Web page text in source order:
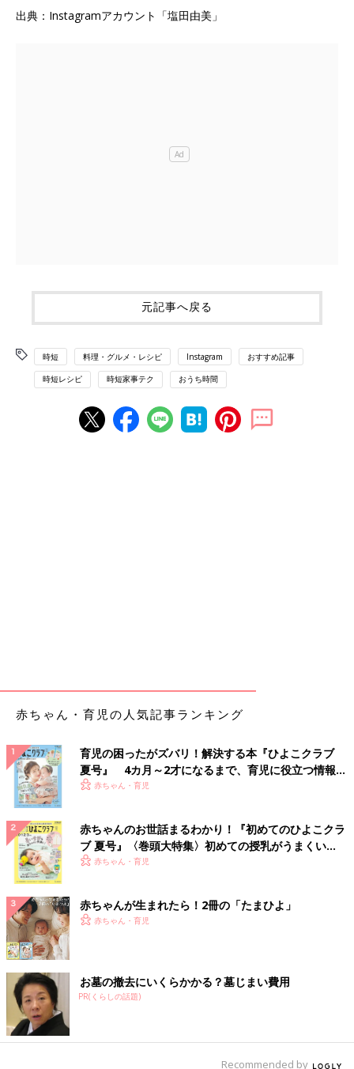
出典：Instagramアカウント「塩田由美」
元記事へ戻る
時短 料理・グルメ・レシピ Instagram おすすめ記事
時短レシピ 時短家事テク おうち時間
赤ちゃん・育児の人気記事ランキング
育児の困ったがズバリ！解決する本『ひよこクラブ
夏号』 4カ月～2才になるまで、育児に役立つ情報が
いっぱい！
赤ちゃん・育児
赤ちゃんのお世話まるわかり！『初めてのひよこクラ
ブ 夏号』〈巻頭大特集〉初めての授乳がうまくい
く！ おっぱい・ミルクの基本と夏のトラブル 解決テ
赤ちゃん・育児
赤ちゃんが生まれたら！2冊の「たまひよ」
赤ちゃん・育児
お墓の撤去にいくらかかる？墓じまい費用
PR(くらしの話題)
Recommended by